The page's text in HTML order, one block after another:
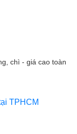
chì - giá cao toàn